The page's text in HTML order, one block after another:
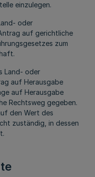
einzulegen.
oder
auf gerichtliche
zum
Land- oder
auf Herausgabe
auf Herausgabe
Rechtsweg gegeben.
den Wert des
zuständig, in dessen